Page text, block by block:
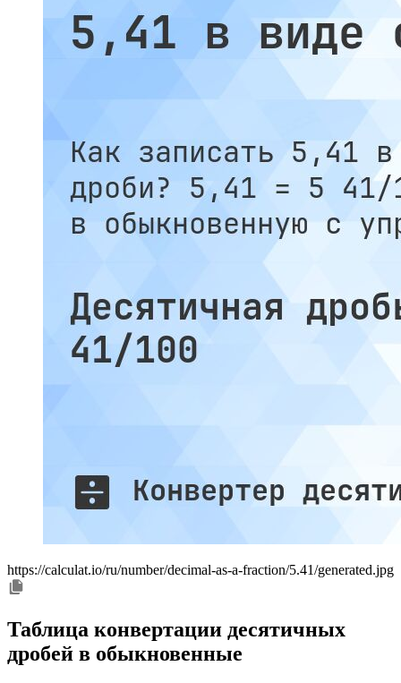
https://calculat.io/ru/number/decimal-as-a-fraction/5.41/generated.jpg
Таблица конвертации десятичных
дробей в обыкновенные